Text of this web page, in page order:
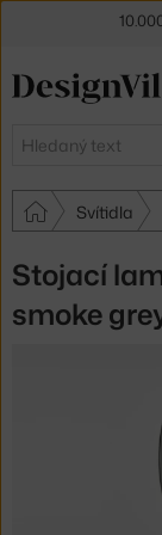
Hledat
Svítidla
Stojací
smoke